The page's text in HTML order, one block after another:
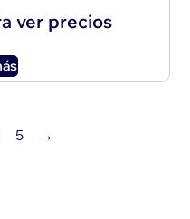
ver precios
5 →